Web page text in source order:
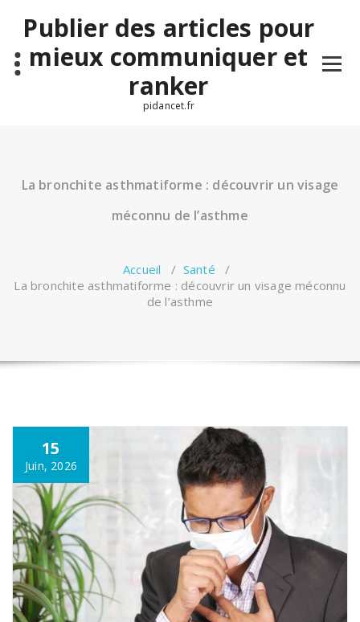
contenuPublier des articles pour
mieux communiquer et
ranker
pidancet.fr
La bronchite asthmatiforme : découvrir un visage
méconnu de l’asthme
Accueil / Santé /
La bronchite asthmatiforme : découvrir un visage méconnu
de l’asthme
15
Juin, 2026